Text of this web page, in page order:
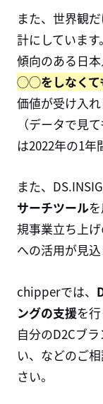
また、世界観
計にしていま
傾向のある日
◯◯をしなくて
価値が受け入れ
（データで見
は2022年の1年
また、
サーチツール
規事業立ち上
への活用が見込
chipperでは、
ングの支援を行
自分のD2Cブ
い、などのご
さい。